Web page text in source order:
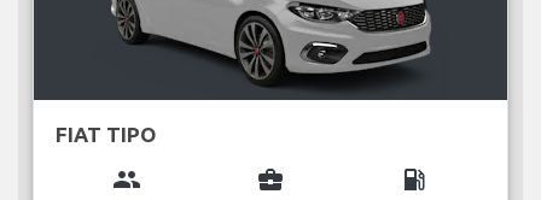
FIAT TIPO
group business_center local_gas_station